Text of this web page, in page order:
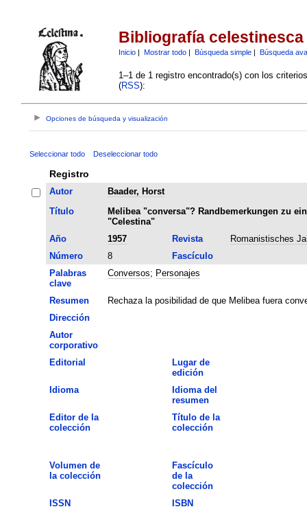
Bibliografía celestinesca
Inicio| Mostrar todo| Búsqueda simple| Búsqueda
1–1 de 1 registro encontrado(s) con los
(RSS):
Opciones de búsqueda y visualización
Seleccionar todo Deseleccionar todo
Registro
Autor
Baader, Horst
Título
Melibea "conversa"? Randbemerkungen zu
"Celestina"
Año
1957 Revista
Romanistisches
Número
8
Fascículo
Palabras
clave
Conversos; Personajes
Resumen
Rechaza la posibilidad de que Melibea fuera
Dirección
Autor
corporativo
Editorial
Lugar de
edición
Idioma
Idioma del
resumen
Editor de la
colección
Título de la
colección
Volumen de
la colección
Fascículo
de la
colección
ISSN
ISBN